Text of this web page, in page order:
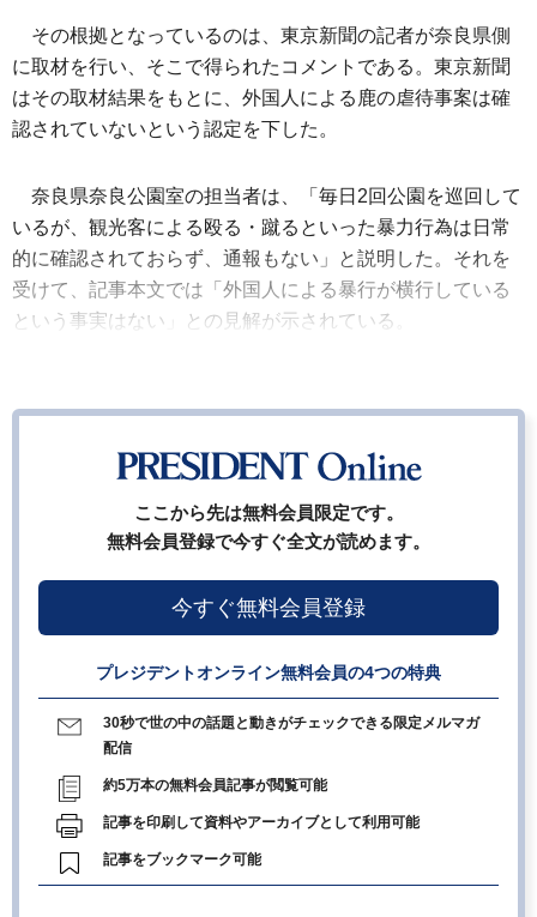
その根拠となっているのは、東京新聞の記者が奈良県側
に取材を行い、そこで得られたコメントである。東京新聞
はその取材結果をもとに、外国人による鹿の虐待事案は確
認されていないという認定を下した。
奈良県奈良公園室の担当者は、「毎日2回公園を巡回して
いるが、観光客による殴る・蹴るといった暴力行為は日常
的に確認されておらず、通報もない」と説明した。それを
受けて、記事本文では「外国人による暴行が横行している
という事実はない」との見解が示されている。
ここから先は無料会員限定です。
無料会員登録で今すぐ全文が読めます。
今すぐ無料会員登録
プレジデントオンライン無料会員の4つの特典
30秒で世の中の話題と動きがチェックできる限定メルマガ
配信
約5万本の無料会員記事が閲覧可能
記事を印刷して資料やアーカイブとして利用可能
記事をブックマーク可能